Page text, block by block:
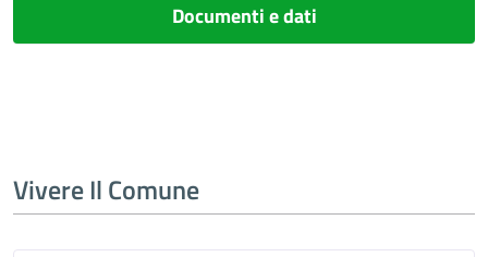
Documenti e dati
Vivere Il Comune